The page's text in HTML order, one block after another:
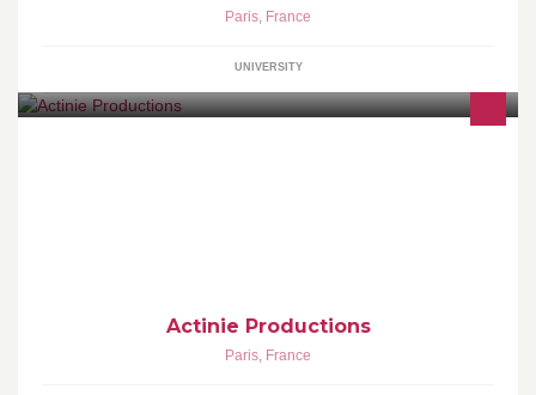
Paris, France
UNIVERSITY
Actinie Productions
Paris, France